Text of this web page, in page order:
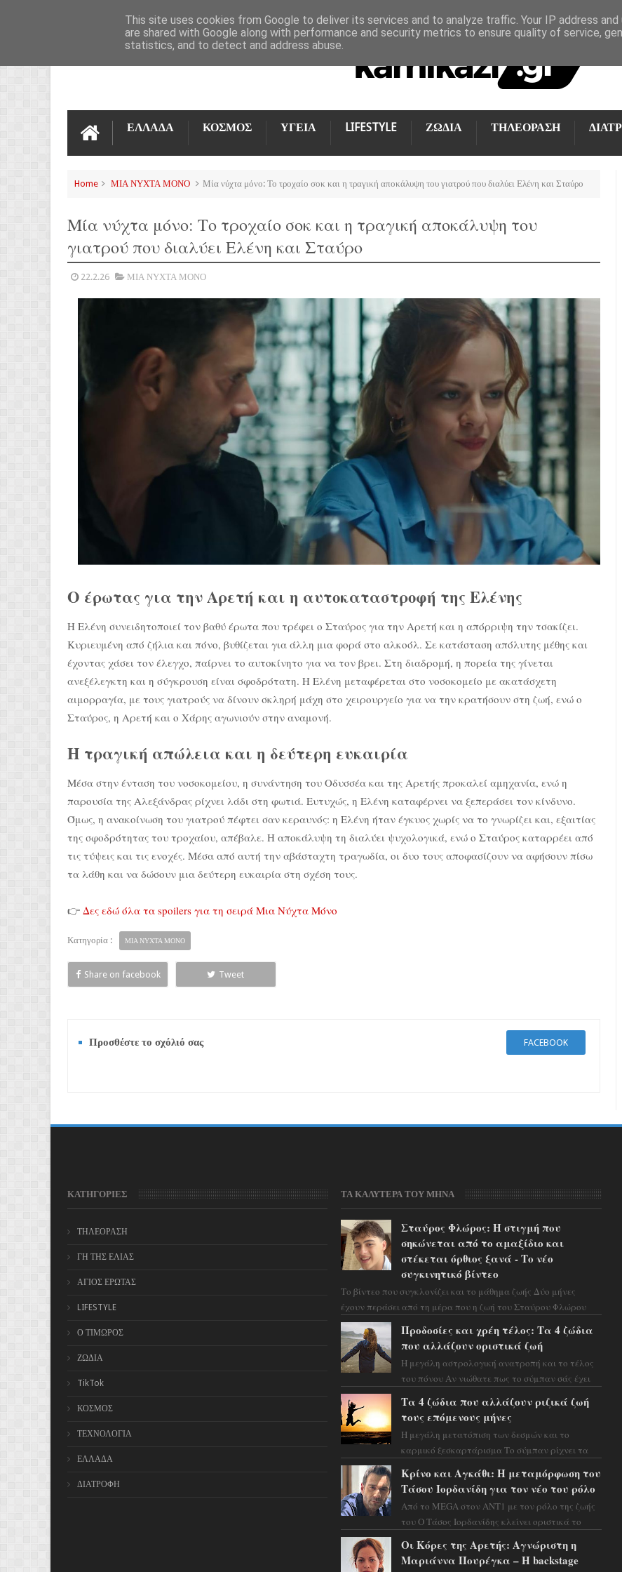
ΕΠΙΚΟΙΝΩΝΊΑ
ΕΛΛΑΔΑ ΚΟΣΜΟΣ ΥΓΕΙΑ LIFESTYLE ΖΩΔΙΑ ΤΗΛΕΟΡΑΣΗ
Home ΜΙΑ ΝΥΧΤΑ ΜΟΝΟ Μία νύχτα μόνο: Το τροχαίο σοκ και η τραγική αποκάλυψη του γιατρού που διαλύει Ελένη και Σταύρο
Μία νύχτα μόνο: Το τροχαίο σοκ και η τραγική αποκάλυψη του
γιατρού που διαλύει Ελένη και Σταύρο
22.2.26 ΜΙΑ ΝΥΧΤΑ ΜΟΝΟ
Ο έρωτας για την Αρετή και η αυτοκαταστροφή της Ελένης
Η Ελένη συνειδητοποιεί τον βαθύ έρωτα που τρέφει ο Σταύρος για την Αρετή και η απόρριψη την τσακίζει.
Κυριευμένη από ζήλια και πόνο, βυθίζεται για άλλη μια φορά στο αλκοόλ. Σε κατάσταση απόλυτης μέθης και
έχοντας χάσει τον έλεγχο, παίρνει το αυτοκίνητο για να τον βρει. Στη διαδρομή, η πορεία της γίνεται
ανεξέλεγκτη και η σύγκρουση είναι σφοδρότατη. Η Ελένη μεταφέρεται στο νοσοκομείο με ακατάσχετη
αιμορραγία, με τους γιατρούς να δίνουν σκληρή μάχη στο χειρουργείο για να την κρατήσουν στη ζωή, ενώ ο
Σταύρος, η Αρετή και ο Χάρης αγωνιούν στην αναμονή.
Η τραγική απώλεια και η δεύτερη ευκαιρία
Μέσα στην ένταση του νοσοκομείου, η συνάντηση του Οδυσσέα και της Αρετής προκαλεί αμηχανία, ενώ η
παρουσία της Αλεξάνδρας ρίχνει λάδι στη φωτιά. Ευτυχώς, η Ελένη καταφέρνει να ξεπεράσει τον κίνδυνο.
Όμως, η ανακοίνωση του γιατρού πέφτει σαν κεραυνός: η Ελένη ήταν έγκυος χωρίς να το γνωρίζει και, εξαιτίας
της σφοδρότητας του τροχαίου, απέβαλε. Η αποκάλυψη τη διαλύει ψυχολογικά, ενώ ο Σταύρος καταρρέει από
τις τύψεις και τις ενοχές. Μέσα από αυτή την αβάσταχτη τραγωδία, οι δυο τους αποφασίζουν να αφήσουν πίσω
τα λάθη και να δώσουν μια δεύτερη ευκαιρία στη σχέση τους.
👉 Δες εδώ όλα τα spoilers για τη σειρά Μια Νύχτα Μόνο
Κατηγορία : ΜΙΑ ΝΥΧΤΑ ΜΟΝΟ
Share on facebook Tweet
Προσθέστε το σχόλιό σας FACEBOOK
ΚΑΤΗΓΟΡΙΕΣ
ΤΗΛΕΟΡΑΣΗ
ΓΗ ΤΗΣ ΕΛΙΑΣ
ΑΓΙΟΣ ΕΡΩΤΑΣ
LIFESTYLE
Ο ΤΙΜΩΡΟΣ
ΖΩΔΙΑ
TikTok
ΚΟΣΜΟΣ
ΤΕΧΝΟΛΟΓΙΑ
ΕΛΛΑΔΑ
ΔΙΑΤΡΟΦΗ
ΤΑ ΚΑΛΥΤΕΡΑ ΤΟΥ ΜΗΝΑ
Σταύρος Φλώρος: Η στιγμή που
σηκώνεται από το αμαξίδιο και
στέκεται όρθιος ξανά - Το νέο
συγκινητικό βίντεο
Το βίντεο που συγκλονίζει και το μάθημα ζωής Δύο μήνες
έχουν περάσει από τη μέρα που η ζωή του Σταύρου Φλώρου
άλλαξε για πάντα. Ο πρώην...Προδοσίες και χρέη τέλος: Τα 4 ζώδια
που αλλάζουν οριστικά ζωή
Η μεγάλη αστρολογική ανατροπή και το τέλος
του πόνου Αν νιώθατε πως το σύμπαν σάς έχει
βαθιά α...
Τα 4 ζώδια που αλλάζουν ριζικά ζωή
τους επόμενους μήνες
Η μεγάλη μετατόπιση των δεσμών και το
καρμικό ξεσκαρτάρισμα Το σύμπαν ρίχνει τα
προειδοποιεί: οι σελην...
Κρίνο και Αγκάθι: Η μεταμόρφωση του
Τάσου Ιορδανίδη για τον νέο του ρόλο
Από το MEGA στον ΑΝΤ1 με τον ρόλο της ζωής
του Ο Τάσος Ιορδανίδης κλείνει οριστικά το
Μόνο» ...
Οι Κόρες της Αρετής: Αγνώριστη η
Μαριάννα Πουρέγκα – H backstage
This site uses cookies from Google to deliver its services and to analyze traffic. Your IP address and
are shared with Google along with performance and security metrics to ensure quality of service,
statistics, and to detect and address abuse.